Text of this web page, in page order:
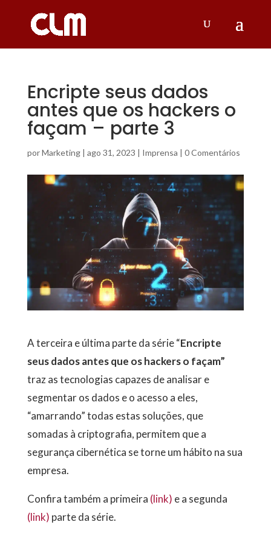
Encripte seus dados
antes que os hackers o
façam – parte 3
porMarketing| ago 31, 2023 | Imprensa | 0 Comentários
A terceira e última parte da série “Encripte
seus dados antes que os hackers o façam”
traz as tecnologias capazes de analisar e
segmentar os dados e o acesso a eles,
“amarrando” todas estas soluções, que
somadas à criptografia, permitem que a
segurança cibernética se torne um hábito na sua
empresa.
Confira também a primeira (link) e a segunda
(link) parte da série.